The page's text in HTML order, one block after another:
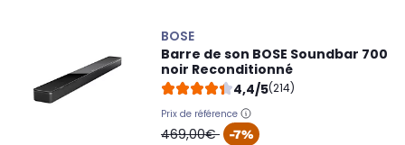
BOSE
Barre de son BOSE Soundbar 700
noir Reconditionné
4,4/5(214)
Prix de référence
oldPrice
469,00€ -7%